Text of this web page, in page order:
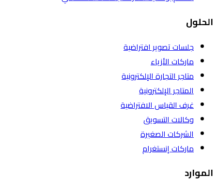
الحلول
جلسات تصوير افتراضية
ماركات الأزياء
متاجر التجارة الإلكترونية
المتاجر الإلكترونية
غرف القياس الافتراضية
وكالات التسويق
الشركات الصغيرة
ماركات إنستغرام
الموارد